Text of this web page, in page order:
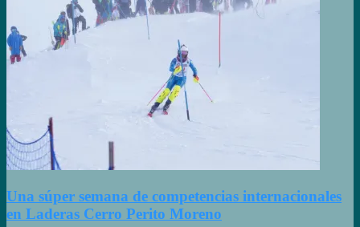
Una súper semana de competencias internacionales
en Laderas Cerro Perito Moreno